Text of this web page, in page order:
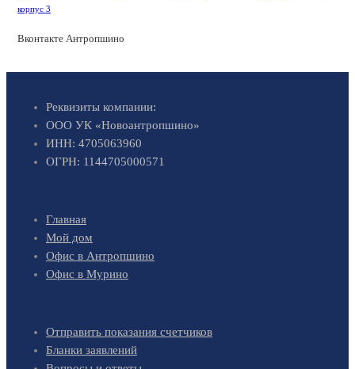
корпус 3
Вконтакте Антропшино
Реквизиты компании:
ООО УК «Новоантропшино»
ИНН: 4705063960
ОГРН: 1144705000571
Главная
Мой дом
Офис в Антропшино
Офис в Мурино
Отправить показания счетчиков
Бланки заявлений